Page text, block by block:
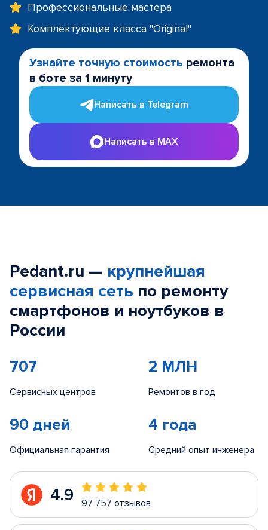
Профессиональные мастера
Комплектующие класса "Original"
Узнайте точную стоимость ремонта
в боте за 1 минуту
Написать в Telegram
Написать в MAX
Pedant.ru — крупнейшая
сервисная сеть по ремонту
смартфонов и ноутбуков в
России
707
Сервисных центров
2 МЛН
Ремонтов в год
90 дней
Официальная гарантия
4 года
Средний опыт инженера
4.9 97 757 отзывов